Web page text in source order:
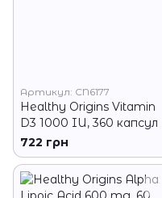
Артикул: CN6177
Healthy Origins Vitamin
D3 1000 IU, 360 капсул
722 грн